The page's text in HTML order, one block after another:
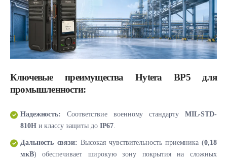
Ключевые преимущества Hytera BP5 для
промышленности:
Надежность: Соответствие военному стандарту MIL-STD-
810Hи классу защиты до IP67
Дальность связи: Высокая чувствительность приемника (0,18
мкВ) обеспечивает широкую зону покрытия на сложных